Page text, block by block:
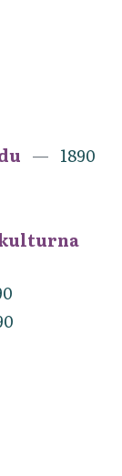
1890